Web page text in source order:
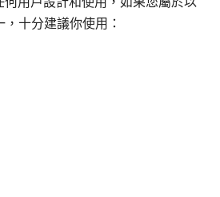
十分建議你使用：